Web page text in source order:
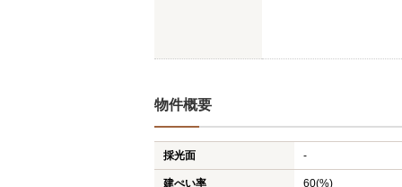
物件概要
採光面 -
建ぺい率 60(%)